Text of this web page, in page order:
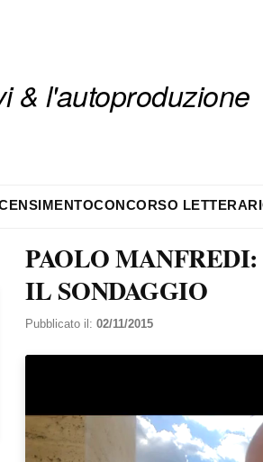
& l'autoproduzione
CONCORSO
PAOLO
IL SONDAGGIO
Pubblicato il:02/11/2015